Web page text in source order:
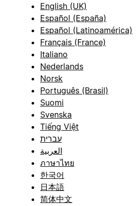
English (UK)
Español (España)
Español (Latinoamérica)
Français (France)
Italiano
Nederlands
Norsk
Português (Brasil)
Suomi
Svenska
Tiếng Việt
עברית
العربية
ภาษาไทย
한국어
日本語
简体中文